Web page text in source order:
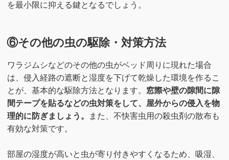
を最小限に抑える鍵となるでしょう。
⑥その他の虫の駆除・対策方法
ワラジムシなどのその他の虫がベッド周りに現れた場合
は、侵入経路の遮断と湿度を下げて乾燥した環境を作るこ
とが、基本的な駆除方法となります。 窓際や壁の隙間に隙
間テープを貼るなどの虫対策をして、屋外からの侵入を物
理的に防ぎましょう。
また、不快害虫用の殺虫剤の散布も
有効な対策です。
部屋の湿度が高いと虫が寄り付きやすくなるため、吸湿、